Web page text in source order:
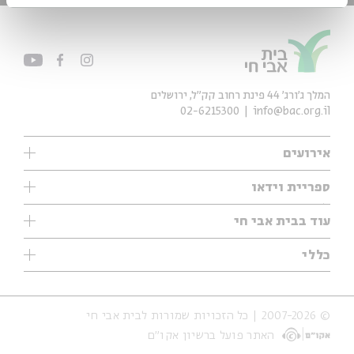
אירועים
עיון
אנגלית
נוער
סדרות
אירועי עבר
אירועים בירושלים
ספריית וידאו
ילדים
מוזיקה
עיון
מיוחדים
עוד בבית אבי חי
תערוכות
מיוחדים
כללי
אודות
הצהרת נגישות
תנאי שימוש והצהרת פרטיות
המלך ג'ורג' 44 פינת רחוב קק״ל, ירושלים
info@bac.org.il
02-6215300
© 2007-2026 | כל הזכויות שמורות לבית אבי חי
האתר פועל ברשיון אקו״ם